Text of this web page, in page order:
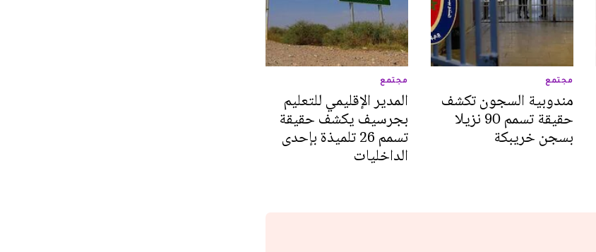
مجتمع
مندوبية السجون تكشف
حقيقة تسمم 90 نزيلا
بسجن خريبكة
مجتمع
المدير الإقليمي للتعليم
بجرسيف يكشف حقيقة
تسمم 26 تلميذة بإحدى
الداخليات